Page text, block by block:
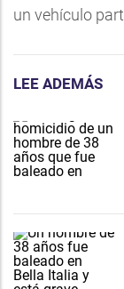
un vehículo
LEE ADEMÁS